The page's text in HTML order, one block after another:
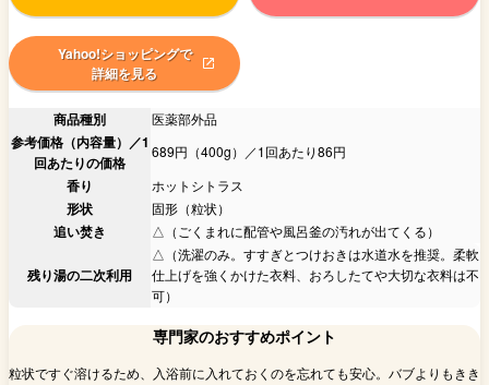
Yahoo!ショッピングで
詳細を見る
商品種別 医薬部外品
参考価格（内容量）／1
回あたりの価格
689円（400g）／1回あたり86円
香り ホットシトラス
形状 固形（粒状）
追い焚き △（ごくまれに配管や風呂釜の汚れが出てくる）
残り湯の二次利用
△（洗濯のみ。すすぎとつけおきは水道水を推奨。柔軟
仕上げを強くかけた衣料、おろしたてや大切な衣料は不
可）
専門家のおすすめポイント
粒状ですぐ溶けるため、入浴前に入れておくのを忘れても安心。バブよりもきき